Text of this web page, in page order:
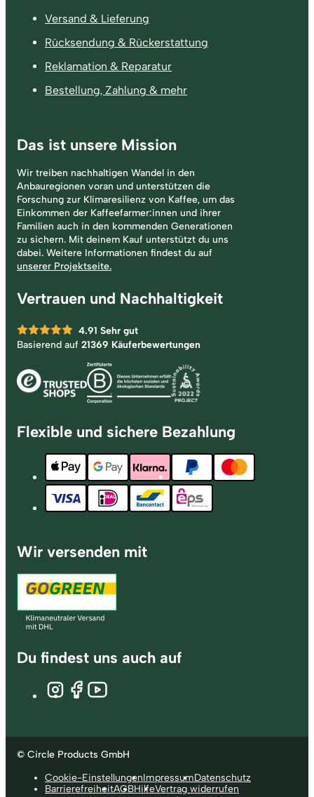
Versand & Lieferung
Rücksendung & Rückerstattung
Reklamation & Reparatur
Bestellung, Zahlung & mehr
Das ist unsere Mission
Wir treiben nachhaltigen Wandel in den
Anbauregionen voran und unterstützen die
Forschung zur Klimaresilienz von Kaffee, um das
Einkommen der Kaffeefarmer:innen und ihrer
Familien auch in den kommenden Generationen
zu sichern. Mit deinem Kauf unterstützt du uns
dabei. Weitere Informationen findest du auf
unserer Projektseite.
Vertrauen und Nachhaltigkeit
4.91 Sehr gut
Basierend auf 21369 Käuferbewertungen
Flexible und sichere Bezahlung
Wir versenden mit
Du findest uns auch auf
© Circle Products GmbH
Cookie-EinstellungenImpressumDatenschutz
BarrierefreiheitAGBHilfeVertrag widerrufen